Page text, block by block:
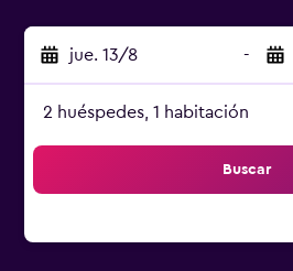
jue. 13/8 -
2 huéspedes, 1 habitación
Buscar